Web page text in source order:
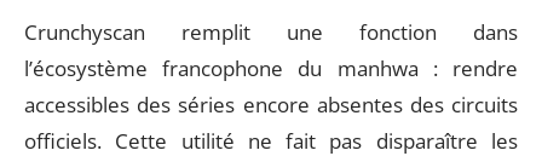
Crunchyscan remplit une fonction dans
l’écosystème francophone du manhwa : rendre
accessibles des séries encore absentes des circuits
officiels. Cette utilité ne fait pas disparaître les